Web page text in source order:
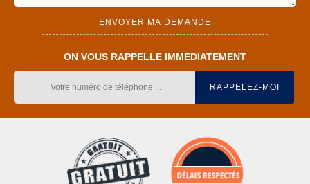
ON VOUS RAPPELLE IMMEDIATEMENT